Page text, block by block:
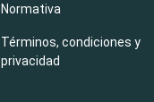
Normativa
Términos, condiciones y
privacidad